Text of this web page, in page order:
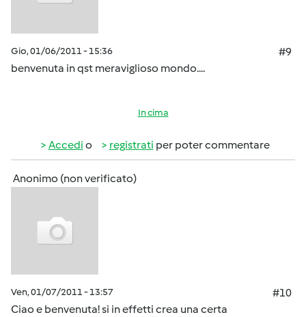
Gio, 01/06/2011 - 15:36
#9
benvenuta in qst meraviglioso mondo....
In cima
Accedi o registrati per poter commentare
Anonimo (non verificato)
Ven, 01/07/2011 - 13:57
#10
Ciao e benvenuta! si in effetti crea una certa